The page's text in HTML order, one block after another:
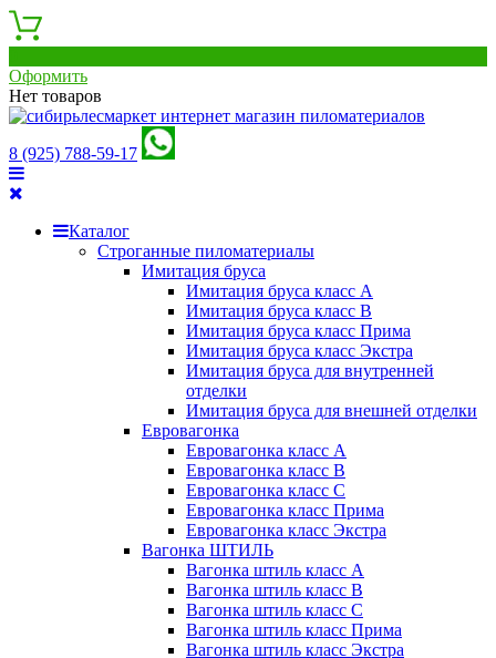
Оформить
Нет товаров
8 (925) 788-59-17
Каталог
Строганные пиломатериалы
Имитация бруса
Имитация бруса класс А
Имитация бруса класс B
Имитация бруса класс Прима
Имитация бруса класс Экстра
Имитация бруса для внутренней
отделки
Имитация бруса для внешней отделки
Евровагонка
Евровагонка класс А
Евровагонка класс B
Евровагонка класс C
Евровагонка класс Прима
Евровагонка класс Экстра
Вагонка ШТИЛЬ
Вагонка штиль класс А
Вагонка штиль класс B
Вагонка штиль класс C
Вагонка штиль класс Прима
Вагонка штиль класс Экстра